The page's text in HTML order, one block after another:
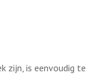
zijn, is eenvoudig te